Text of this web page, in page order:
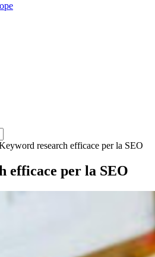
research efficace per la SEO
efficace per la SEO